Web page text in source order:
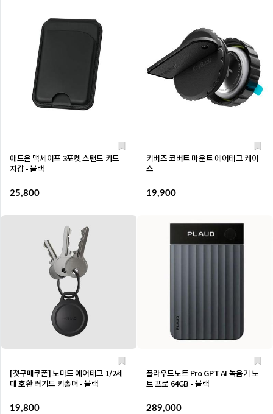
애드온 맥세이프 3포켓 스탠드 카드
지갑 - 블랙
25,800
키버즈 코버트 마운트 에어태그 케이
스
19,900
[첫구매쿠폰] 노마드 에어태그 1/2세
대 호환 러기드 키홀더 - 블랙
19,800
플라우드노트 Pro GPT AI 녹음기 노
트 프로 64GB - 블랙
289,000